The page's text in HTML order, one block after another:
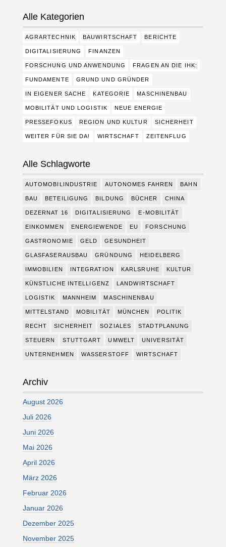
Alle Kategorien
AGRARTECHNIK BAUWIRTSCHAFT BERICHTE
DIGITALISIERUNG FINANZEN
FORSCHUNG UND ANWENDUNG FRAGEN AN DIE IHK:
FUNDAMENTE GRUND UND GRÜNDER
IN EIGENER SACHE KATEGORIE MASCHINENBAU
MOBILITÄT UND LOGISTIK NEUE ENERGIE
PRESSEFOKUS REGION UND KULTUR SICHERHEIT
WEITER FÜR SIE DA! WIRTSCHAFT ZEITENFLUG
Alle Schlagworte
AUTOMOBILINDUSTRIE AUTONOMES FAHREN BAHN
BAU BETEILIGUNG BILDUNG BÜCHER CHINA
DEZERNAT 16 DIGITALISIERUNG E-MOBILITÄT
EINKOMMEN ENERGIEWENDE EU FORSCHUNG
GASTRONOMIE GELD GESUNDHEIT
GLASFASERAUSBAU GRÜNDUNG HEIDELBERG
IMMOBILIEN INTEGRATION KARLSRUHE KULTUR
KÜNSTLICHE INTELLIGENZ LANDWIRTSCHAFT
LOGISTIK MANNHEIM MASCHINENBAU
MITTELSTAND MOBILITÄT MÜNCHEN POLITIK
RECHT SICHERHEIT SOZIALES STADTPLANUNG
STEUERN STUTTGART UMWELT UNIVERSITÄT
UNTERNEHMEN WASSERSTOFF WIRTSCHAFT
Archiv
August 2026
Juli 2026
Juni 2026
Mai 2026
April 2026
März 2026
Februar 2026
Januar 2026
Dezember 2025
November 2025